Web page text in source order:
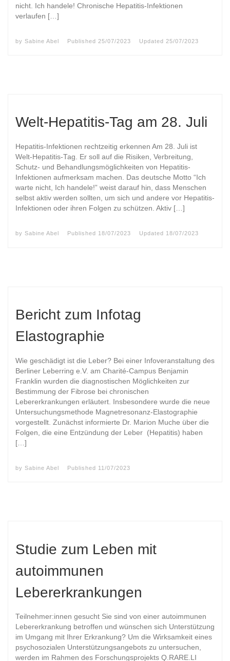
nicht. Ich handele! Chronische Hepatitis-Infektionen
verlaufen […]
by Sabine Abel Published 25/07/2023 Updated 25/07/2023
Welt-Hepatitis-Tag am 28. Juli
Hepatitis-Infektionen rechtzeitig erkennen Am 28. Juli ist
Welt-Hepatitis-Tag. Er soll auf die Risiken, Verbreitung,
Schutz- und Behandlungsmöglichkeiten von Hepatitis-
Infektionen aufmerksam machen. Das deutsche Motto “Ich
warte nicht, Ich handele!” weist darauf hin, dass Menschen
selbst aktiv werden sollten, um sich und andere vor Hepatitis-
Infektionen oder ihren Folgen zu schützen. Aktiv […]
by Sabine Abel Published 18/07/2023 Updated 18/07/2023
Bericht zum Infotag
Elastographie
Wie geschädigt ist die Leber? Bei einer Infoveranstaltung des
Berliner Leberring e.V. am Charité-Campus Benjamin
Franklin wurden die diagnostischen Möglichkeiten zur
Bestimmung der Fibrose bei chronischen
Lebererkrankungen erläutert. Insbesondere wurde die neue
Untersuchungsmethode Magnetresonanz-Elastographie
vorgestellt. Zunächst informierte Dr. Marion Muche über die
Folgen, die eine Entzündung der Leber (Hepatitis) haben
[…]
by Sabine Abel Published 11/07/2023
Studie zum Leben mit
autoimmunen
Lebererkrankungen
Teilnehmer:innen gesucht Sie sind von einer autoimmunen
Lebererkrankung betroffen und wünschen sich Unterstützung
im Umgang mit Ihrer Erkrankung? Um die Wirksamkeit eines
psychosozialen Unterstützungsangebots zu untersuchen,
werden im Rahmen des Forschungsprojekts Q.RARE.LI